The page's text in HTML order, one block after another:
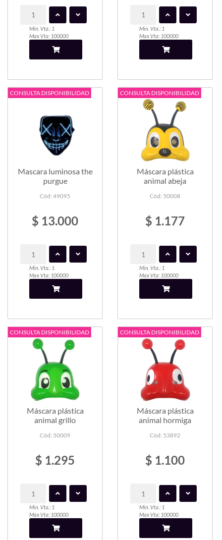
Min. Vta.: 1
Max Vta: 100000
Min. Vta.: 1
Max Vta: 100000
CONSULTA DISPONIBILIDAD
Mascara luminosa the
purgue
Cód: 49095
$ 13.000
Min. Vta.: 1
Max Vta: 100000
CONSULTA DISPONIBILIDAD
Máscara plástica
animal abeja
Cód: 50008
$ 1.177
Min. Vta.: 1
Max Vta: 100000
CONSULTA DISPONIBILIDAD
Máscara plástica
animal grillo
Cód: 50009
$ 1.295
Min. Vta.: 1
Max Vta: 100000
CONSULTA DISPONIBILIDAD
Máscara plástica
animal hormiga
Cód: 53892
$ 1.100
Min. Vta.: 1
Max Vta: 100000